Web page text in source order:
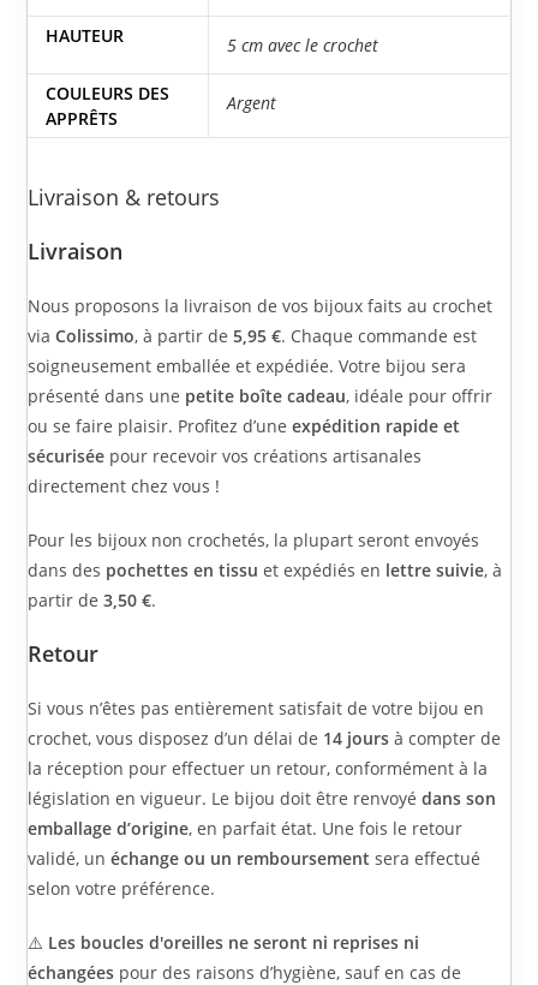
HAUTEUR 5 cm avec le crochet
COULEURS DES
APPRÊTS
Argent
Livraison & retours
Livraison
Nous proposons la livraison de vos bijoux faits au crochet
viaColissimo, à partir de5,95 €. Chaque commande est
soigneusement emballée et expédiée. Votre bijou sera
présenté dans une petite boîte cadeau, idéale pour offrir
ou se faire plaisir. Profitez d’uneexpédition rapide et
sécurisée pour recevoir vos créations artisanales
directement chez vous !
Pour les bijoux non crochetés, la plupart seront envoyés
dans des pochettes en tissu et expédiés en lettre suivie, à
partir de3,50 €.
Retour
Si vous n’êtes pas entièrement satisfait de votre bijou en
crochet, vous disposez d’un délai de 14 jours à compter de
la réception pour effectuer un retour, conformément à la
législation en vigueur. Le bijou doit être renvoyédans son
emballage d’origine, en parfait état. Une fois le retour
validé, unéchange ou un remboursement sera effectué
selon votre préférence.
⚠️ Les boucles d'oreilles ne seront ni reprises ni
échangées pour des raisons d’hygiène, sauf en cas de